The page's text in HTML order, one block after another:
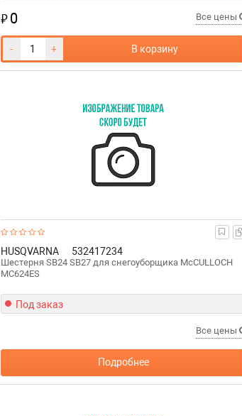
₽0 Все цены
- + В корзину
HUSQVARNA 532417234
Шестерня SB24 SB27 для снегоуборщика McCULLOCH
MC624ES
Под заказ
Все цены
Подробнее